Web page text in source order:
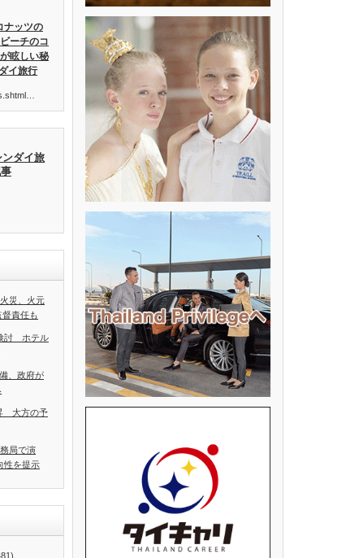
ナッツの
ーチのコ
眩しい秘
イ旅行
ンダイ旅
災、火元
責任も
討 ホテル
、政府が
大方の予
局で演
性を提示